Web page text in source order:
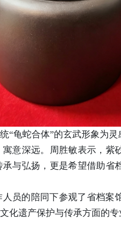
“龟蛇合体”的玄武形象为
意深远。周胜敏表示，紫
与弘扬，更是希望借助省
员的陪同下参观了省档案
化遗产保护与传承方面的专